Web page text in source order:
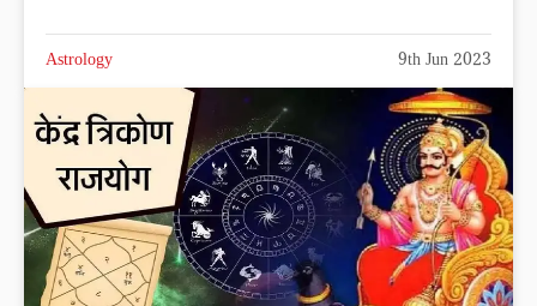
Astrology 9th Jun 2023